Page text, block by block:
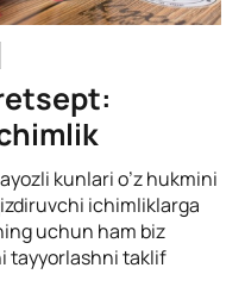
kunlari o’z hukmini
ichimliklarga
uchun ham biz
tayyorlashni taklif